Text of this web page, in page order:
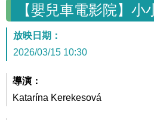
【嬰兒車電影院】小
放映日期：
2026/03/15 10:30
導演：
Katarína Kerekesová